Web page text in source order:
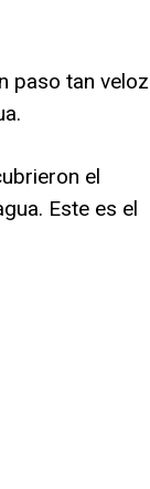
paso tan veloz
el
Este es el